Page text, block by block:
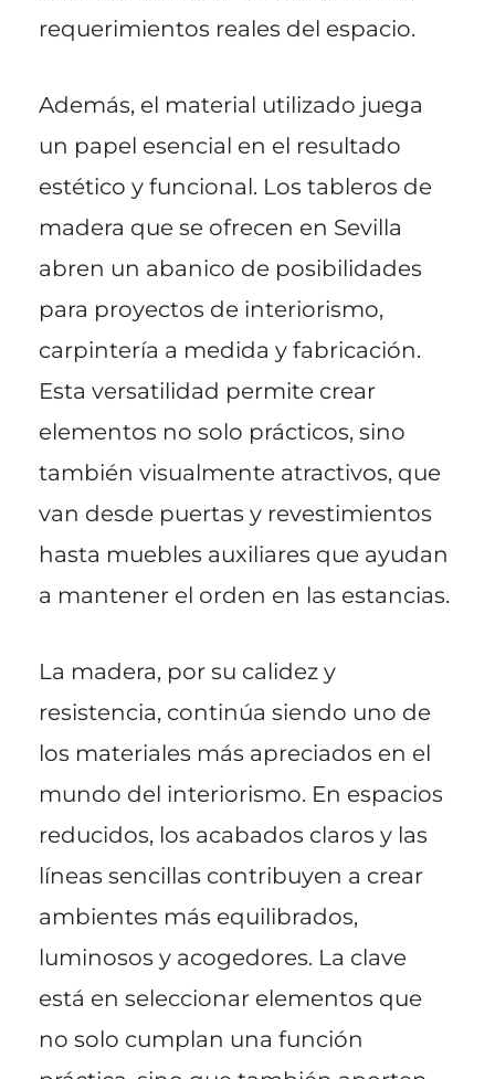
requerimientos reales del espacio.
Además, el material utilizado juega
un papel esencial en el resultado
estético y funcional. Los tableros de
madera que se ofrecen en Sevilla
abren un abanico de posibilidades
para proyectos de interiorismo,
carpintería a medida y fabricación.
Esta versatilidad permite crear
elementos no solo prácticos, sino
también visualmente atractivos, que
van desde puertas y revestimientos
hasta muebles auxiliares que ayudan
a mantener el orden en las estancias.
La madera, por su calidez y
resistencia, continúa siendo uno de
los materiales más apreciados en el
mundo del interiorismo. En espacios
reducidos, los acabados claros y las
líneas sencillas contribuyen a crear
ambientes más equilibrados,
luminosos y acogedores. La clave
está en seleccionar elementos que
no solo cumplan una función